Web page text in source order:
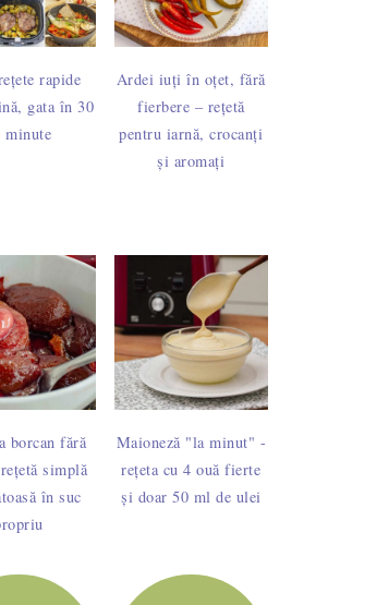
- 2 liste gratuite
rapide
gata în 30
minute
Ardei iuți în oțet, fără
fierbere – rețetă
pentru iarnă, crocanți
și aromați
borcan fără
simplă
în suc
Maioneză "la minut" -
rețeta cu 4 ouă fierte
și doar 50 ml de ulei